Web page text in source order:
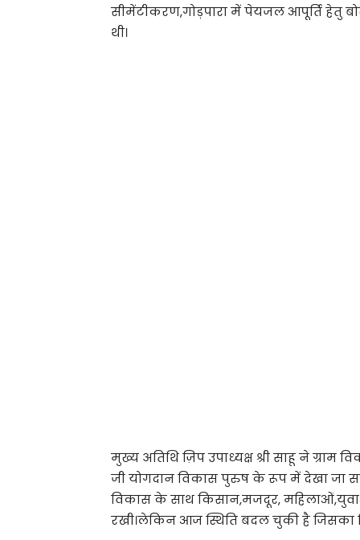
सीमेंटीकरण,गोड़पारा में पेयजल आपूर्ति हेतु
थी।
मुख्य अतिथि ज़िप उपाध्यक्ष श्री साहू ने
जी योगदान विकास पुरुष के रूप में देखा जा
विकास के साथ किसान,मजदूर,
रखी।लेकिन आज स्थिति बदल चुकी है